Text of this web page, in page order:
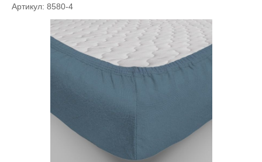
Артикул: 8580-4